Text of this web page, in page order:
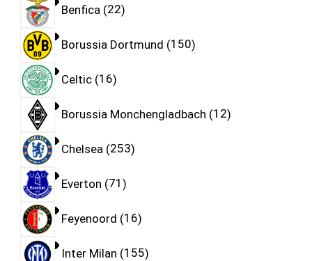
Benfica 22
Borussia Dortmund 150
Celtic 16
Borussia Monchengladbach 12
Chelsea 253
Everton 71
Feyenoord 16
Inter Milan 155